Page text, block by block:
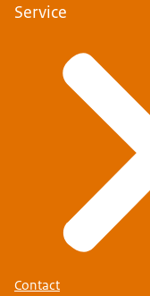
Service
Contact